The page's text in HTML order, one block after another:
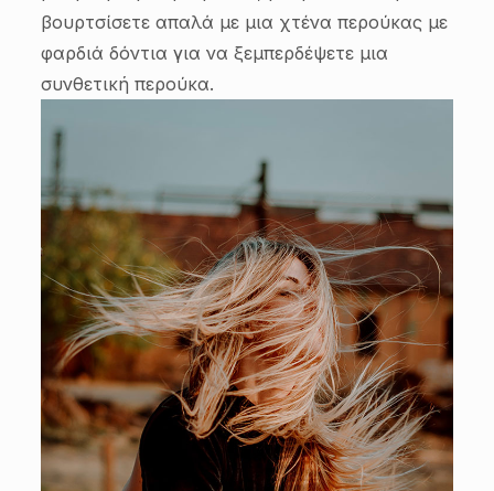
βουρτσίσετε απαλά με μια χτένα περούκας με
φαρδιά δόντια για να ξεμπερδέψετε μια
συνθετική περούκα.